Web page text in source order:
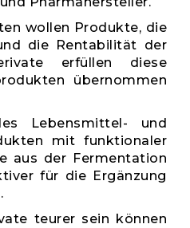
wollen Produkte, die
die Rentabilität der
erfüllen diese
übernommen
Lebensmittel- und
mit funktionaler
aus der Fermentation
für die Ergänzung
teurer sein können